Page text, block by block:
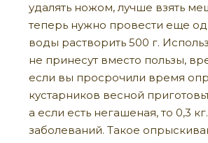
удалять ножом, лучше взять
теперь нужно провести еще
воды растворить 500 г.
не принесут вместо пользы,
если вы просрочили время
кустарников весной
а если есть негашеная, то 0,3
заболеваний. Такое